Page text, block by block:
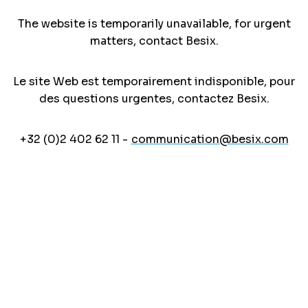
The website is temporarily unavailable, for urgent
matters, contact Besix.
Le site Web est temporairement indisponible, pour
des questions urgentes, contactez Besix.
+32 (0)2 402 62 11 - communication@besix.com